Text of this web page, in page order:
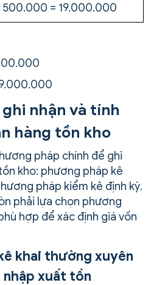
500.000 = 19.000.000
nhận và tính
hàng tồn kho
pháp chính để ghi
kho: phương pháp kê
pháp kiểm kê định kỳ.
phải lựa chọn phương
hợp để xác định giá vốn
khai thường xuyên
xuất tồn